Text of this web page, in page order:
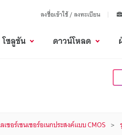
ลงชื่อเข้าใช้ / ลงทะเบียน
โซลูชัน ดาวน์โหลด
เซอร์เซนเซอร์อเนกประสงค์แบบ CMOS